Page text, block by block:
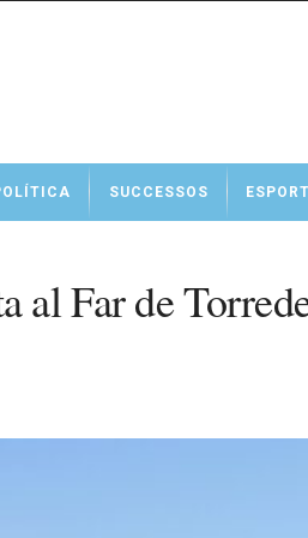
SUCCESSOS
al Far de